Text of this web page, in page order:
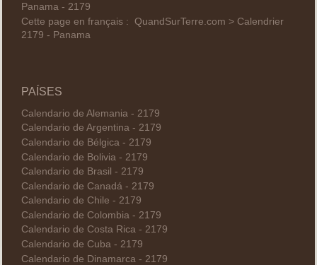
Panama - 2179
Cette page en français : QuandSurTerre.com > Calendrier
2179 - Panama
PAÍSES
Calendario de Alemania - 2179
Calendario de Argentina - 2179
Calendario de Bélgica - 2179
Calendario de Bolivia - 2179
Calendario de Brasil - 2179
Calendario de Canadá - 2179
Calendario de Chile - 2179
Calendario de Colombia - 2179
Calendario de Costa Rica - 2179
Calendario de Cuba - 2179
Calendario de Dinamarca - 2179